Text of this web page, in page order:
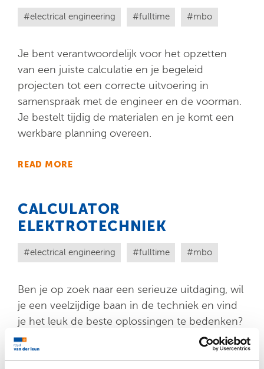
electrical engineering fulltime mbo
Je bent verantwoordelijk voor het opzetten
van een juiste calculatie en je begeleid
projecten tot een correcte uitvoering in
samenspraak met de engineer en de voorman.
Je bestelt tijdig de materialen en je komt een
werkbare planning overeen.
READ MORE
CALCULATOR
ELEKTROTECHNIEK
electrical engineering fulltime mbo
Ben je op zoek naar een serieuze uitdaging, wil
je een veelzijdige baan in de techniek en vind
je het leuk de beste oplossingen te bedenken?
Zoek je een baan bij een groeiende
onderneming waar je je eigen inbreng in kwijt